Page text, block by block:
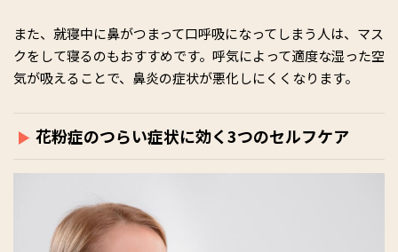
また、就寝中に鼻がつまって口呼吸になってしまう人は、マス
クをして寝るのもおすすめです。呼気によって適度な湿った空
気が吸えることで、鼻炎の症状が悪化しにくくなります。
花粉症のつらい症状に効く3つのセルフケア